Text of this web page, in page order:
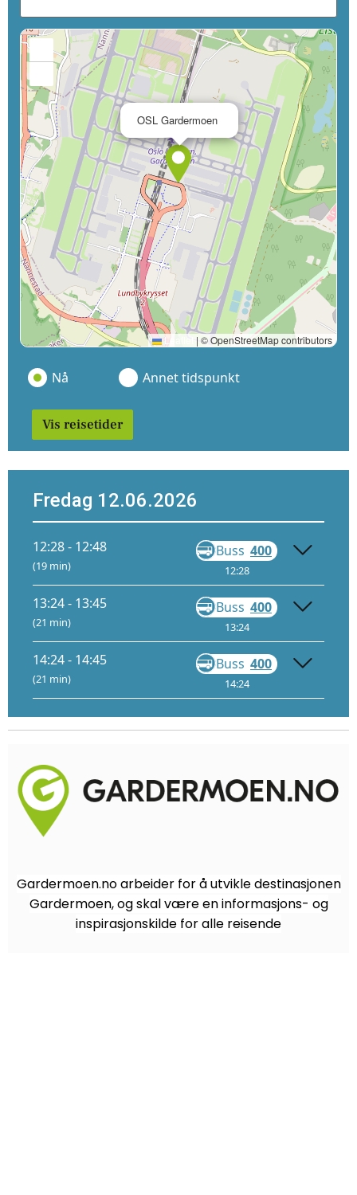
OSL Gardermoen
Leaflet | © OpenStreetMap contributors
Nå Annet tidspunkt
Vis reisetider
Fredag 12.06.2026
12:28 - 12:48
(19 min)
Buss 400
12:28
13:24 - 13:45
(21 min)
Buss 400
13:24
14:24 - 14:45
(21 min)
Buss 400
14:24
Gardermoen.no arbeider for å utvikle destinasjonen
Gardermoen, og skal være en informasjons- og
inspirasjonskilde for alle reisende